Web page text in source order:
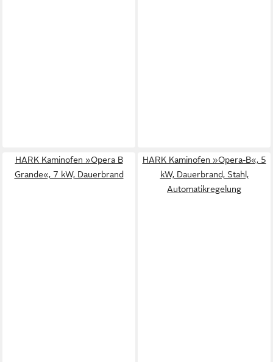
HARK Kaminofen »Opera B
Grande«, 7 kW, Dauerbrand
HARK Kaminofen »Opera-B«, 5
kW, Dauerbrand, Stahl,
Automatikregelung